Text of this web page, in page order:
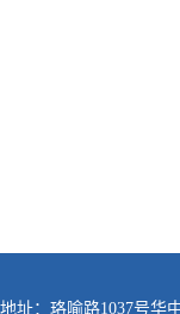
地址：珞喻路1037号华